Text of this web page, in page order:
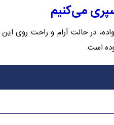
می‌کنیم
در حالت آرام و راحت روی
است.